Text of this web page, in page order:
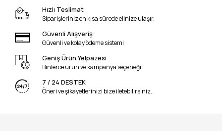
Hızlı Teslimat
Siparişleriniz en kısa sürede elinize ulaşır.
Güvenli Alışveriş
Güvenli ve kolay ödeme sistemi
Geniş Ürün Yelpazesi
Binlerce ürün ve kampanya seçeneği
7 / 24 DESTEK
Öneri ve şikayetlerinizi bize iletebilirsiniz.